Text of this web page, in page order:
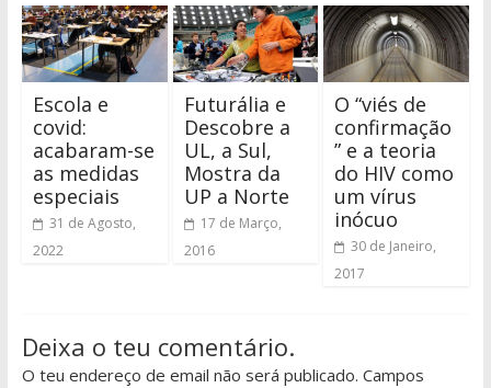
Escola e
covid:
acabaram-se
as medidas
especiais
31 de Agosto,
2022
Futurália e
Descobre a
UL, a Sul,
Mostra da
UP a Norte
17 de Março,
2016
O “viés de
confirmação
” e a teoria
do HIV como
um vírus
inócuo
30 de Janeiro,
2017
Deixa o teu comentário.
O teu endereço de email não será publicado. Campos